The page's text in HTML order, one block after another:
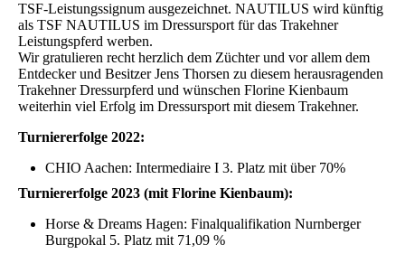
TSF-Leistungssignum ausgezeichnet. NAUTILUS wird künftig
als TSF NAUTILUS im Dressursport für das Trakehner
Leistungspferd werben.
Wir gratulieren recht herzlich dem Züchter und vor allem dem
Entdecker und Besitzer Jens Thorsen zu diesem herausragenden
Trakehner Dressurpferd und wünschen Florine Kienbaum
weiterhin viel Erfolg im Dressursport mit diesem Trakehner.
Turniererfolge 2022:
CHIO Aachen: Intermediaire I 3. Platz mit über 70%
Turniererfolge 2023 (mit Florine Kienbaum):
Horse & Dreams Hagen: Finalqualifikation Nurnberger
Burgpokal 5. Platz mit 71,09 %